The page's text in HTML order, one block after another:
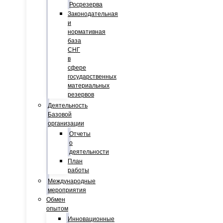
Росрезерва
Законодательная
и
нормативная
база
СНГ
в
сфере
государственных
материальных
резервов
Деятельность
Базовой
организации
Отчеты
о
деятельности
План
работы
Международные
мероприятия
Обмен
опытом
Инновационные